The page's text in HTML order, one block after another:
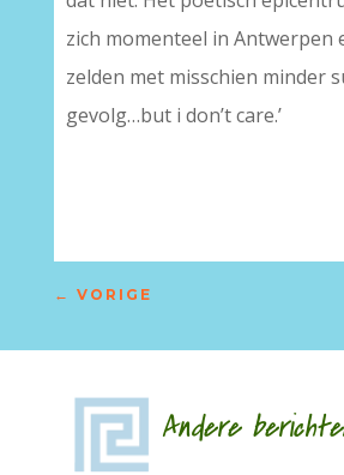
zich momenteel in Antwerpen
zelden met misschien minder
gevolg…but i don’t care.’
← VORIGE
Andere